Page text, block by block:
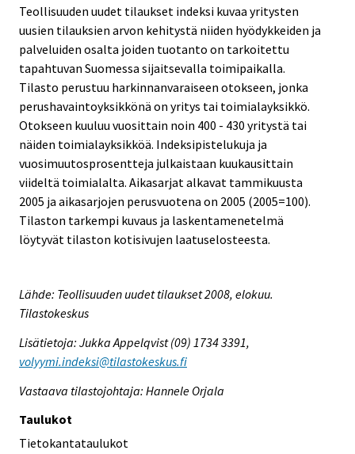
Teollisuuden uudet tilaukset indeksi kuvaa yritysten
uusien tilauksien arvon kehitystä niiden hyödykkeiden ja
palveluiden osalta joiden tuotanto on tarkoitettu
tapahtuvan Suomessa sijaitsevalla toimipaikalla.
Tilasto perustuu harkinnanvaraiseen otokseen, jonka
perushavaintoyksikkönä on yritys tai toimialayksikkö.
Otokseen kuuluu vuosittain noin 400 - 430 yritystä tai
näiden toimialayksikköä. Indeksipistelukuja ja
vuosimuutosprosentteja julkaistaan kuukausittain
viideltä toimialalta. Aikasarjat alkavat tammikuusta
2005 ja aikasarjojen perusvuotena on 2005 (2005=100).
Tilaston tarkempi kuvaus ja laskentamenetelmä
löytyvät tilaston kotisivujen laatuselosteesta.
Lähde: Teollisuuden uudet tilaukset 2008, elokuu.
Tilastokeskus
Lisätietoja: Jukka Appelqvist (09) 1734 3391,
volyymi.indeksi@tilastokeskus.fi
Vastaava tilastojohtaja: Hannele Orjala
Taulukot
Tietokantataulukot